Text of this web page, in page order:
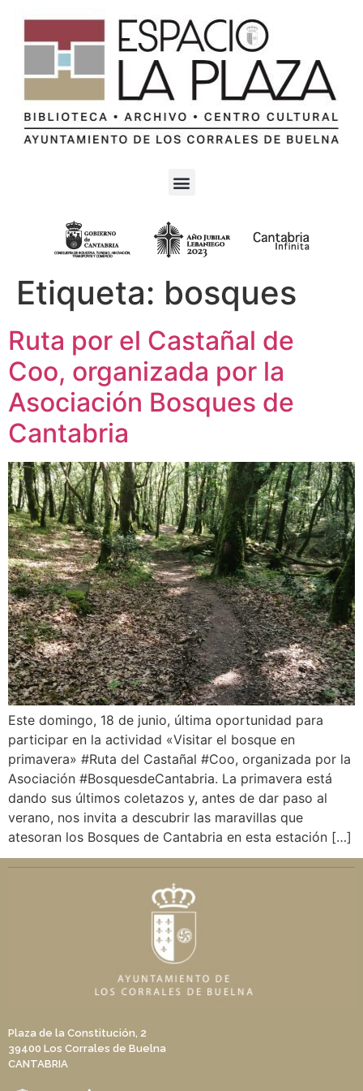
Etiqueta: bosques
Ruta por el Castañal de
Coo, organizada por la
Asociación Bosques de
Cantabria
Este domingo, 18 de junio, última oportunidad para
participar en la actividad «Visitar el bosque en
primavera» #Ruta del Castañal #Coo, organizada por la
Asociación #BosquesdeCantabria. La primavera está
dando sus últimos coletazos y, antes de dar paso al
verano, nos invita a descubrir las maravillas que
atesoran los Bosques de Cantabria en esta estación […]
Plaza de la Constitución, 2
39400 Los Corrales de Buelna
CANTABRIA